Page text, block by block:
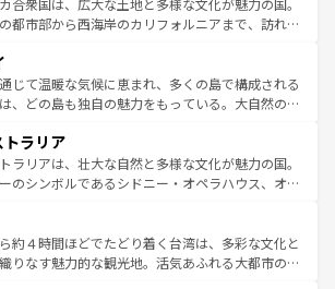
きる。国民の所得が高いため物価も高いが、旅行
費無料で観光を楽しむこともできる。 なお、新
ス情報はコンテンツ一覧 を参照してほしい。
合衆国は、広大な土地と多様な文化が魅力の国。
都市部から西海岸のカリフォルニアまで、訪れる
巨大都市は、観光、ショッピング、エンターテイ
が詰まった刺激的なスポットだ。一方、アメリカ
大自然が広がり、グランドキャニオンやイエロー
ーオーリンズでは、音楽と美食が融合した独特の
力。旅行者はアメリカの各地域で異なる魅力を楽
ら、その多様性と豊かな歴史を感じることができ
沢な旅のスタイルだ。 なお、新着のアメリカ
コンテンツ一覧を参照してほしい。
じて温暖な気候に恵まれ、多くの島で構成される
、どの島も独自の魅力をもっている。大自然の神
見逃せない。また、定番の観光地といえばオアフ
静かな自然を求めるならマウイ島やカウアイ島が
。エメラルドグリーンに輝く海をはじめ、豊かな
てなしの心で訪れる人々を迎えてくれるハワイの
いしいローカルフードやハワイアンミュージッ
的なフラダンスなど、すべてがハワイの魅力を彩
トラリア
ラリアは、壮大な自然と多様な文化が魅力の国。
のシンボルであるシドニー・オペラハウス、オー
フや大陸中央部にそびえるウルル（エアーズロッ
スマニアの美しい原生林やケアンズの熱帯雨林な
ころがたくさん。また、カフェやワイン、オージ
約４時間ほどでたどり着く台湾は、多彩な文化と
りなす魅力的な観光地。活気あふれる大都市の台